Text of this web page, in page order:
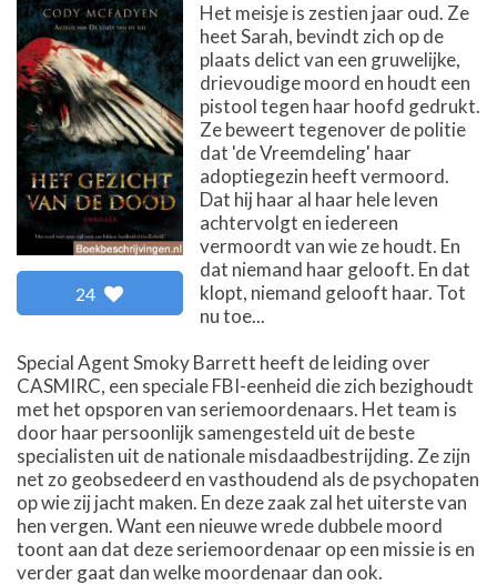
24
Het meisje is zestien jaar oud. Ze
heet Sarah, bevindt zich op de
plaats delict van een gruwelijke,
drievoudige moord en houdt een
pistool tegen haar hoofd gedrukt.
Ze beweert tegenover de politie
dat 'de Vreemdeling' haar
adoptiegezin heeft vermoord.
Dat hij haar al haar hele leven
achtervolgt en iedereen
vermoordt van wie ze houdt. En
dat niemand haar gelooft. En dat
klopt, niemand gelooft haar. Tot
nu toe...
Special Agent Smoky Barrett heeft de leiding over
CASMIRC, een speciale FBI-eenheid die zich bezighoudt
met het opsporen van seriemoordenaars. Het team is
door haar persoonlijk samengesteld uit de beste
specialisten uit de nationale misdaadbestrijding. Ze zijn
net zo geobsedeerd en vasthoudend als de psychopaten
op wie zij jacht maken. En deze zaak zal het uiterste van
hen vergen. Want een nieuwe wrede dubbele moord
toont aan dat deze seriemoordenaar op een missie is en
verder gaat dan welke moordenaar dan ook.